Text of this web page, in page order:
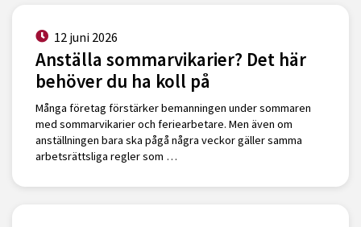
12 juni 2026
Anställa sommarvikarier? Det här
behöver du ha koll på
Många företag förstärker bemanningen under sommaren
med sommarvikarier och feriearbetare. Men även om
anställningen bara ska pågå några veckor gäller samma
arbetsrättsliga regler som …